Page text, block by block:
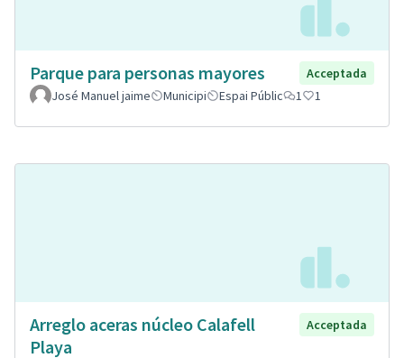
Parque para personas mayores
Acceptada
José Manuel jaime
Municipi Espai Públic 1 1
Arreglo aceras núcleo Calafell
Playa
Acceptada